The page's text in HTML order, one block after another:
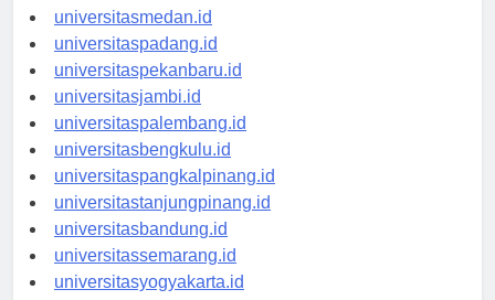
universitasaceh.id
universitasmedan.id
universitaspadang.id
universitaspekanbaru.id
universitasjambi.id
universitaspalembang.id
universitasbengkulu.id
universitaspangkalpinang.id
universitastanjungpinang.id
universitasbandung.id
universitassemarang.id